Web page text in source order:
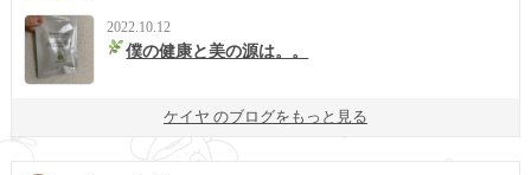
2022.10.12
僕の健康と美の源は。。
ケイヤ のブログをもっと見る